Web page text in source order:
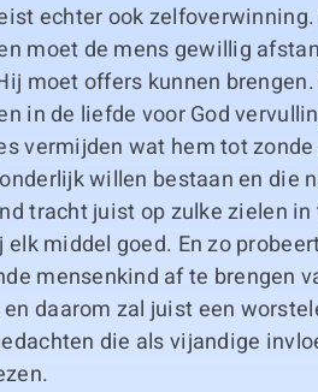
echter ook
moet de mens gewillig
moet offers kunnen
in de liefde voor God
vermijden wat hem tot
willen bestaan en die
tracht juist op zulke zielen
elk middel goed. En zo
mensenkind af te brengen
daarom zal juist een
die als vijandige